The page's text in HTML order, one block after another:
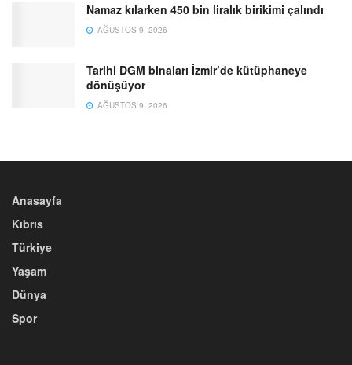
Namaz kılarken 450 bin liralık birikimi çalındı
AĞUSTOS 9, 2026
Tarihi DGM binaları İzmir’de kütüphaneye
dönüşüyor
AĞUSTOS 9, 2026
Anasayfa
Kıbrıs
Türkiye
Yaşam
Dünya
Spor